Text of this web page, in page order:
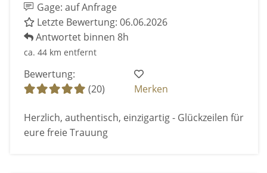
Gage: auf Anfrage
Letzte Bewertung: 06.06.2026
Antwortet binnen 8h
ca. 44 km entfernt
Bewertung:
(20)
Merken
Herzlich, authentisch, einzigartig - Glückzeilen für
eure freie Trauung